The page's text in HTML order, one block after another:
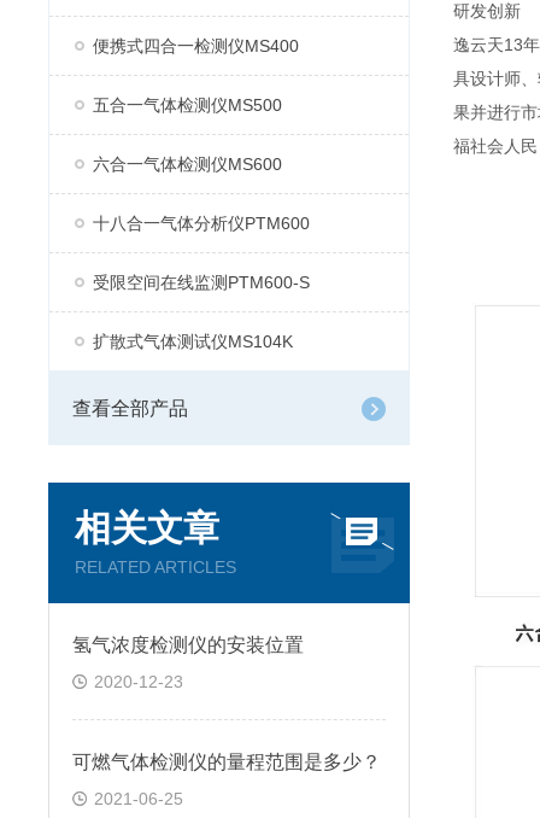
便携式四合一检测仪MS400
五合一气体检测仪MS500
六合一气体检测仪MS600
十八合一气体分析仪PTM600
受限空间在线监测PTM600-S
扩散式气体测试仪MS104K
查看全部产品
相关文章
RELATED ARTICLES
氢气浓度检测仪的安装位置
2020-12-23
可燃气体检测仪的量程范围是多少？
2021-06-25
研发创新
逸云天13
具设计师
果并进行
福社会人